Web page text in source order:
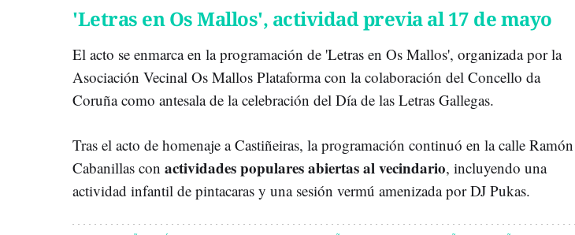
'Letras en Os Mallos', actividad previa al 17 de mayo
El acto se enmarca en la programación de 'Letras en Os Mallos', organizada por la
Asociación Vecinal Os Mallos Plataforma con la colaboración del Concello da
Coruña como antesala de la celebración del Día de las Letras Gallegas.
Tras el acto de homenaje a Castiñeiras, la programación continuó en la calle Ramón
Cabanillas con actividades populares abiertas al vecindario, incluyendo una
actividad infantil de pintacaras y una sesión vermú amenizada por DJ Pukas.